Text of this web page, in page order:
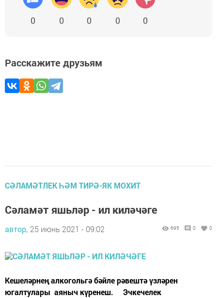
0 0 0 0 0
Расскажите друзьям
СӘЛАМӘТЛЕК ҺӘМ ТИРӘ-ЯК МОХИТ
Сәламәт яшьләр - ил киләчәге
автор, 25 июнь 2021 - 09:02 695 0 0
Кешеләрнең алкогольгә бәйле рәвештә үзләрен
югалтулары аяныч күренеш. Эчкечелек